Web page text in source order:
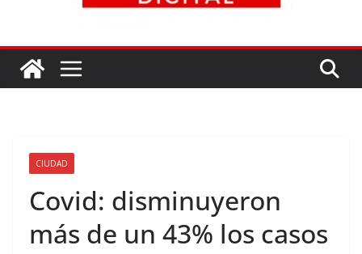
CIUDAD
Covid: disminuyeron
más de un 43% los casos